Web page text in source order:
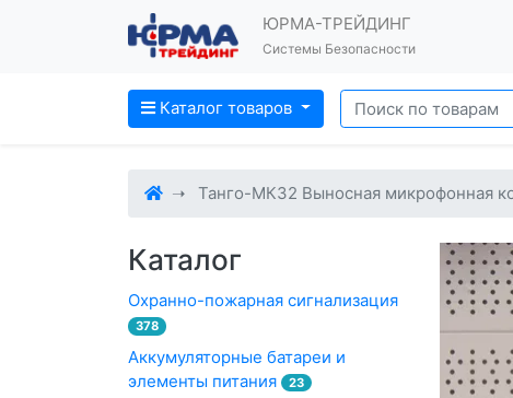
ЮРМА-ТРЕЙДИНГ
Системы Безопасности
Каталог товаров
Танго-МК32 Выносная микрофонная
Каталог
Охранно-пожарная сигнализация
378
Аккумуляторные батареи и
элементы питания
23